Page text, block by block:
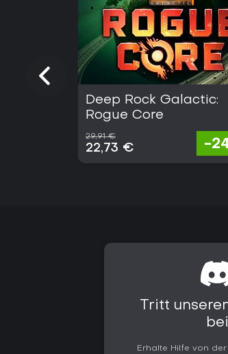
Deep Rock Galactic:
Rogue Core
29,91 €
22,73 € -
Tritt
bei
Erhalte Hilfe von